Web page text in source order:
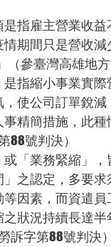
指雇主營業收
期間只是營收
（參臺灣高雄地
指縮小事業實
使公司訂單銳
精簡措施，此
88號判決）
「業務緊縮」
之認定，多要
因素，而資遣
狀況持續長達
訴字第88號判